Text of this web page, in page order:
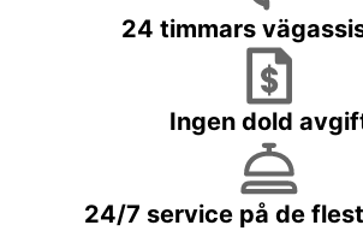
24 timmars
Ingen dold
24/7 service på de